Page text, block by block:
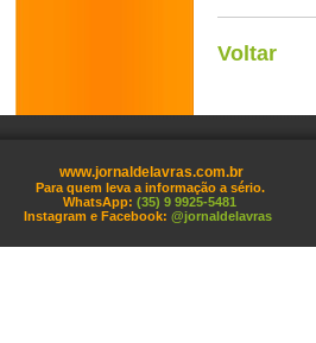
Voltar
www.jornaldelavras.com.br
Para quem leva a informação a sério.
WhatsApp: (35) 9 9925-5481
Instagram e Facebook: @jornaldelavras